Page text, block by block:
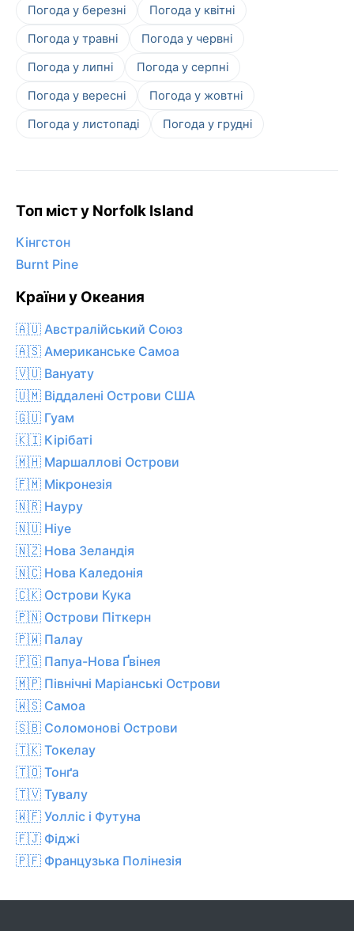
Погода у березні
Погода у квітні
Погода у травні
Погода у червні
Погода у липні
Погода у серпні
Погода у вересні
Погода у жовтні
Погода у листопаді
Погода у грудні
Топ міст у Norfolk Island
Кінгстон
Burnt Pine
Країни у Океания
🇦🇺 Австралійський Союз
🇦🇸 Американське Самоа
🇻🇺 Вануату
🇺🇲 Віддалені Острови США
🇬🇺 Гуам
🇰🇮 Кірібаті
🇲🇭 Маршаллові Острови
🇫🇲 Мікронезія
🇳🇷 Науру
🇳🇺 Ніуе
🇳🇿 Нова Зеландія
🇳🇨 Нова Каледонія
🇨🇰 Острови Кука
🇵🇳 Острови Піткерн
🇵🇼 Палау
🇵🇬 Папуа-Нова Ґвінея
🇲🇵 Північні Маріанські Острови
🇼🇸 Самоа
🇸🇧 Соломонові Острови
🇹🇰 Токелау
🇹🇴 Тонґа
🇹🇻 Тувалу
🇼🇫 Уолліс і Футуна
🇫🇯 Фіджі
🇵🇫 Французька Полінезія